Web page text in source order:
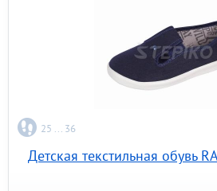
25 ... 36
Детская текстильная обувь